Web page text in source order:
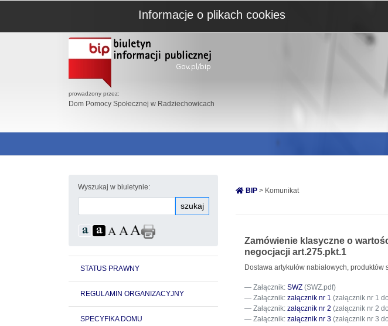
prowadzony przez:
Dom Pomocy Społecznej w Radziechowicach
Wyszukaj w biuletynie:
szukaj
STATUS PRAWNY
REGULAMIN ORGANIZACYJNY
SPECYFIKA DOMU
BIP > Komunikat
Zamówienie klasyczne o
negocjacji art.275.pkt.1
Dostawa artykułów nabiałowych,
Załącznik: SWZ (SWZ.pdf)
Załącznik: załącznik nr 1 (załącznik nr 1
Załącznik: załącznik nr 2 (załącznik nr 2
Załącznik: załącznik nr 3 (załącznik nr 3
Informacje o plikach cookies